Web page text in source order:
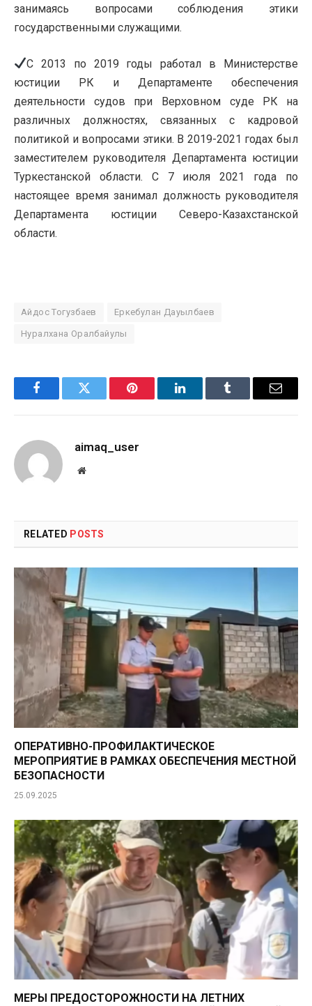
занимаясь вопросами соблюдения этики
государственными служащими.
С 2013 по 2019 годы работал в Министерстве
юстиции РК и Департаменте обеспечения
деятельности судов при Верховном суде РК на
различных должностях, связанных с кадровой
политикой и вопросами этики. В 2019-2021 годах был
заместителем руководителя Департамента юстиции
Туркестанской области. С 7 июля 2021 года по
настоящее время занимал должность руководителя
Департамента юстиции Северо-Казахстанской
области.
Айдос Тогузбаев Еркебулан Дауылбаев
Нуралхана Оралбайулы
FacebookTwitter Pinterest LinkedInTumblr Email
aimaq_user
Website
RELATED POSTS
ОПЕРАТИВНО-ПРОФИЛАКТИЧЕСКОЕ
МЕРОПРИЯТИЕ В РАМКАХ ОБЕСПЕЧЕНИЯ МЕСТНОЙ
БЕЗОПАСНОСТИ
25.09.2025
МЕРЫ ПРЕДОСТОРОЖНОСТИ НА ЛЕТНИХ